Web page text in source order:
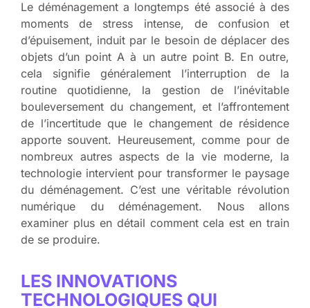
Le déménagement a longtemps été associé à des
moments de stress intense, de confusion et
d’épuisement, induit par le besoin de déplacer des
objets d’un point A à un autre point B. En outre,
cela signifie généralement l’interruption de la
routine quotidienne, la gestion de l’inévitable
bouleversement du changement, et l’affrontement
de l’incertitude que le changement de résidence
apporte souvent. Heureusement, comme pour de
nombreux autres aspects de la vie moderne, la
technologie intervient pour transformer le paysage
du déménagement. C’est une véritable révolution
numérique du déménagement. Nous allons
examiner plus en détail comment cela est en train
de se produire.
LES INNOVATIONS
TECHNOLOGIQUES QUI